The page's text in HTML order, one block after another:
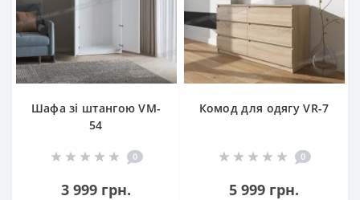
Шафа зі штангою VM-
54
0
3 999 грн.
Комод для одягу VR-7
0
5 999 грн.